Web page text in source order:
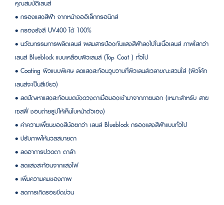
คุณสมบัติเลนส์
• กรองแสงสีฟ้า จากหน้าจออิเล็กทรอนิกส์
• กรองรังสี UV400 ได้ 100%
• นวัฒกรรมการผลิตเลนส์ ผสมสารป้องกันแสงสีฟ้าลงไปในเนื้อเลนส์ ภาพใสกว่า
เลนส์ Blueblock แบบเคลือบผิวเลนส์ (Top Coat ) ทั่วไป
• Coating ผิวแบบพิเศษ ลดแสงสะท้อนวูบวาบที่ผิวเลนส์เวลาขณะสวมใส่ (ผิวโค้ท
เลนส์จะเป็นสีเขียว)
• ลดปัญหาแสงสะท้อนบดบังดวงตาเมื่อมองเข้ามาจากภายนอก (เหมาะสำหรับ สาย
เซลฟี่ ชอบถ่ายรูปให้เห็นใบหน้าตัวเอง)
• ค่าความเพี้ยนของสีน้อยกว่า เลนส์ Blueblock กรองแสงสีฟ้าแบบทั่วไป
• ปรับภาพให้นวลสบายตา
• ลดอาการปวดตา ตาล้า
• ลดแสงสะท้อนจากแสงไฟ
• เพิ่มความคมของภาพ
• ลดการเกิดรอยขีดข่วน